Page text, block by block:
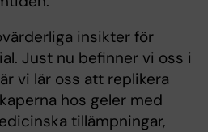
insikter för
Just nu befinner vi oss i
vi lär oss att replikera
hos geler med
tillämpningar,